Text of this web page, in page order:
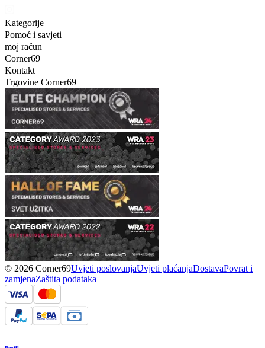
Kategorije
Pomoć i savjeti
moj račun
Corner69
Kontakt
Trgovine Corner69
© 2026 Corner69Uvjeti poslovanjaUvjeti plaćanjaDostavaPovrat i
zamjenaZaštita podataka